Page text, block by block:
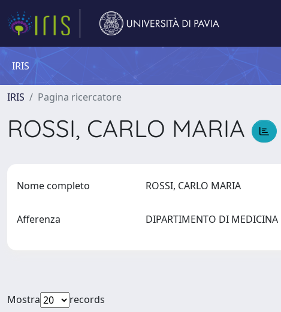
IRIS
IRIS Pagina ricercatore
ROSSI, CARLO MARIA
Nome completo ROSSI, CARLO MARIA
Afferenza DIPARTIMENTO DI MEDICINA
Mostra
records